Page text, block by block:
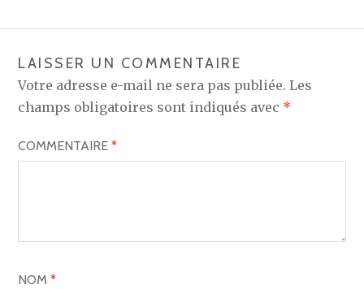
LAISSER UN COMMENTAIRE
Votre adresse e-mail ne sera pas publiée. Les
champs obligatoires sont indiqués avec *
COMMENTAIRE*
NOM*